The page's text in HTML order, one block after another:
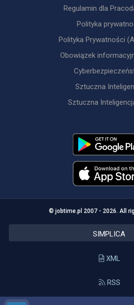
Regulamin dla
Polityka
Polityka Prywatności
Obowiązek
Sztuczna
Sztuczna
© jobtime.pl 2007 - 2026. All
SIMPLICA
XML
RSS